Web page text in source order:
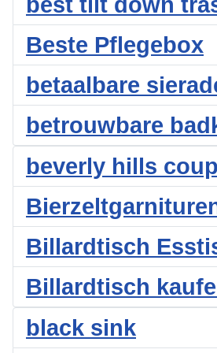
Beste Pflegebox
betaalbare
betrouwbare
beverly hills
Billardtisch
Billardtisch
black sink